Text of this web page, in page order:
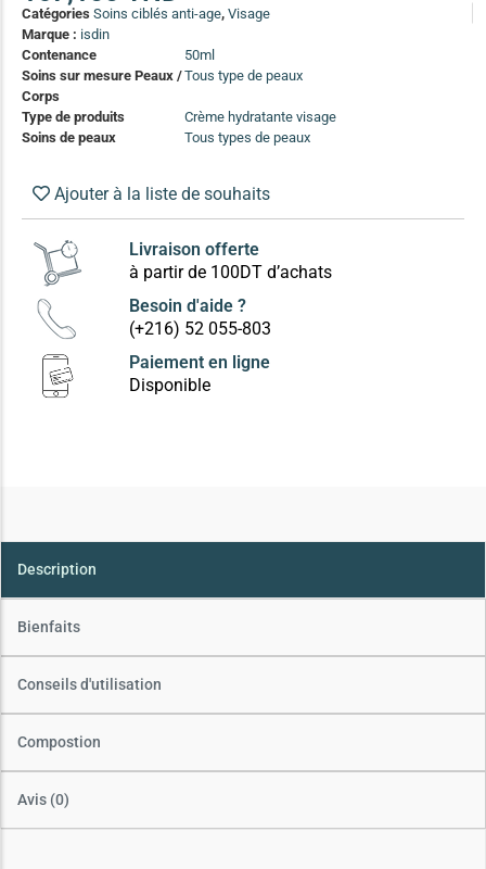
(13)
Soin anti-pelliculaire(12)
Soin pointes cassantes et fourchues
Soins Solaires Ciblés
Soins cibés adultes(67)
Soins ciblé bébé (0-5 ans)(4)
Soins ciblé enfants / adolescent (5-18 ans)
Soins ciblés famille (4)
Catégories Soins ciblés anti-age, Visage
Marque : isdin
Contenance
50ml
Soins sur mesure Peaux /
Corps
Tous type de peaux
Type de produits
Crème hydratante visage
Soins de peaux
Tous types de peaux
Ajouter à la liste de souhaits
Livraison offerte
à partir de 100DT d’achats
Besoin d'aide ?
(+216) 52 055-803
Paiement en ligne
Disponible
Compostion
Conseils d'utilisation
Bienfaits
Description
Avis (0)